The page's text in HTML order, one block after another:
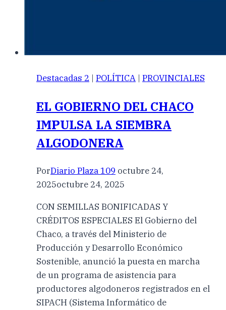
Destacadas 2 | POLÍTICA | PROVINCIALES
EL GOBIERNO DEL CHACO
IMPULSA LA SIEMBRA
ALGODONERA
PorDiario Plaza 109 octubre 24,
2025octubre 24, 2025
CON SEMILLAS BONIFICADAS Y
CRÉDITOS ESPECIALES El Gobierno del
Chaco, a través del Ministerio de
Producción y Desarrollo Económico
Sostenible, anunció la puesta en marcha
de un programa de asistencia para
productores algodoneros registrados en el
SIPACH (Sistema Informático de